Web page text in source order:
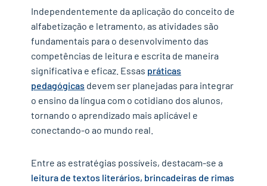
Independentemente da aplicação do conceito de
alfabetização e letramento, as atividades são
fundamentais para o desenvolvimento das
competências de leitura e escrita de maneira
significativa e eficaz. Essas práticas
pedagógicas devem ser planejadas para integrar
o ensino da língua com o cotidiano dos alunos,
tornando o aprendizado mais aplicável e
conectando-o ao mundo real.
Entre as estratégias possíveis, destacam-se a
leitura de textos literários, brincadeiras de rimas